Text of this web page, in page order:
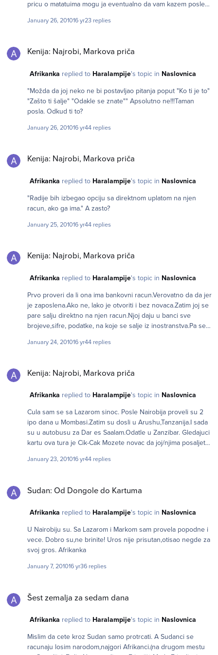
Policija pokusava da ih obuzda...onda oni strajkuju.Hoce
bezakonje po ulicama i putevima. Policija moze malo i nista.
izmedju obrao je bostan. (mungiki je jedna religiozna
medalje.
pricu o matatuima mogu ja eventualno da vam kazem posle
January 26, 201016 yr23 replies
Kenija: Najrobi, Markova priča
Afrikanka replied to Haralampije's topic in Naslovnica
"Možda da joj neko ne bi postavljao pitanja poput "Ko ti je to"
"Zašto ti šalje" "Odakle se znate"" Apsolutno ne!!!Taman
posla. Odkud ti to?
January 26, 201016 yr44 replies
Kenija: Najrobi, Markova priča
Afrikanka replied to Haralampije's topic in Naslovnica
"Radije bih izbegao opciju sa direktnom uplatom na njen
racun, ako ga ima." A zasto?
January 25, 201016 yr44 replies
Kenija: Najrobi, Markova priča
Afrikanka replied to Haralampije's topic in Naslovnica
Prvo proveri da li ona ima bankovni racun.Verovatno da da jer
je zaposlena.Ako ne, lako je otvoriti i bez novaca.Zatim joj se
pare salju direktno na njen racun.Njoj daju u banci sve
brojeve,sifre, podatke, na koje se salje iz inostranstva.Pa se
stigne,"kompjutersko" vreme 2-3 dana. Ovaj nacin je
January 24, 201016 yr44 replies
Kenija: Najrobi, Markova priča
Afrikanka replied to Haralampije's topic in Naslovnica
Cula sam se sa Lazarom sinoc. Posle Nairobija proveli su 2
ipo dana u Mombasi.Zatim su dosli u Arushu,Tanzanija.I sada
su u autobusu za Dar es Saalam.Odatle u Zanzibar. Gledajuci
kartu ova tura je Cik-Cak Mozete novac da joj/njima posaljete
da Marko.Njeno/njihovo tacno ime i broj mobaila da bi joj
Keniji i ostalim africkim zemljama takvo ponasanje,
i dati zadnje sto imaju.
January 23, 201016 yr44 replies
Sudan: Od Dongole do Kartuma
Afrikanka replied to Haralampije's topic in Naslovnica
U Nairobiju su. Sa Lazarom i Markom sam provela popodne i
vece. Dobro su,ne brinite! Uros nije prisutan,otisao negde za
svoj gros. Afrikanka
January 7, 201016 yr36 replies
Šest zemalja za sedam dana
Afrikanka replied to Haralampije's topic in Naslovnica
Mislim da cete kroz Sudan samo protrcati. A Sudanci se
racunaju losim narodom,najgori Afrikanci.(na drugom mestu